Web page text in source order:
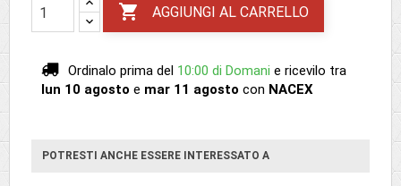
 AGGIUNGI AL CARRELLO
Ordinalo prima del 10:00 di Domani e ricevilo tra
lun 10 agosto e mar 11 agosto con NACEX
POTRESTI ANCHE ESSERE INTERESSATO A